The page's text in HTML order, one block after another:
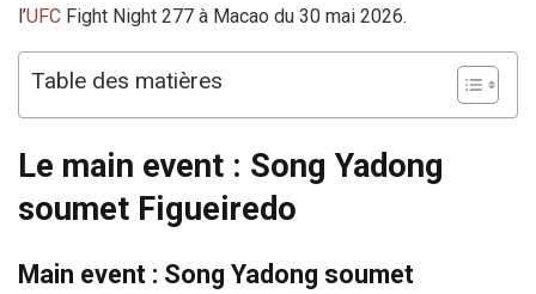
l’UFC Fight Night 277 à Macao du 30 mai 2026.
Table des matières
Le main event : Song Yadong
soumet Figueiredo
Main event : Song Yadong soumet